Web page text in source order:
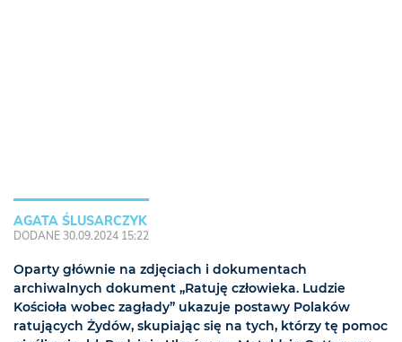
AGATA ŚLUSARCZYK
DODANE 30.09.2024 15:22
Oparty głównie na zdjęciach i dokumentach
archiwalnych dokument „Ratuję człowieka. Ludzie
Kościoła wobec zagłady” ukazuje postawy Polaków
ratujących Żydów, skupiając się na tych, którzy tę pomoc